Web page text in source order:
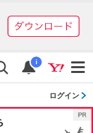
i
ログイン